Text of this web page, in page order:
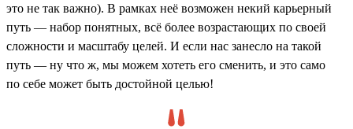
это не так важно). В рамках неё возможен некий карьерный
путь — набор понятных, всё более возрастающих по своей
сложности и масштабу целей. И если нас занесло на такой
путь — ну что ж, мы можем хотеть его сменить, и это само
по себе может быть достойной целью!